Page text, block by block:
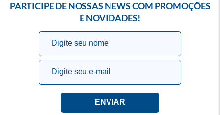
PARTICIPE DE NOSSAS NEWS COM PROMOÇÕES
E NOVIDADES!